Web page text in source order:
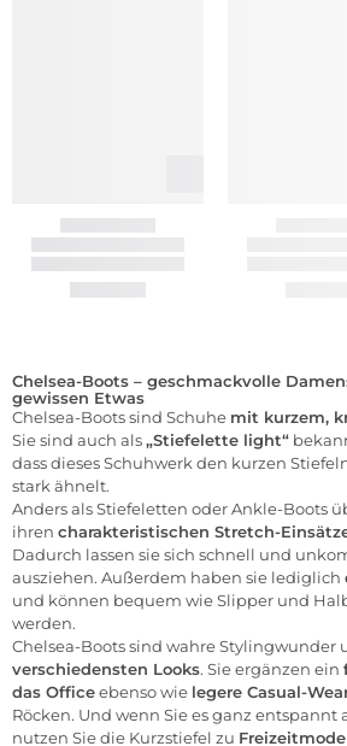
Chelsea-Boots – geschmackvolle
gewissen Etwas
Chelsea-Boots sind Schuhe mit kurzem,
Sie sind auch als„Stiefelette light“
dass dieses Schuhwerk den kurzen
stark ähnelt.
Anders als Stiefeletten oder Ankle-Boots
ihren charakteristischen Stretch-
Dadurch lassen sie sich schnell und
ausziehen. Außerdem haben sie lediglich
und können bequem wie Slipper und
werden.
Chelsea-Boots sind wahre Stylingwunder
verschiedensten Looks. Sie ergänzen ein
das Officeebenso wie legere Casual-
Röcken. Und wenn Sie es ganz
nutzen Sie die Kurzstiefel zu Freizeitmode